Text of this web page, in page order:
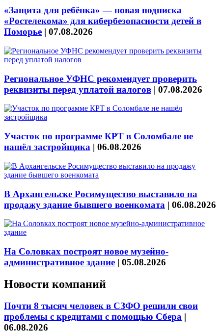
«Защита для ребёнка» — новая подписка
«Ростелекома» для кибербезопасности детей в
Поморье | 07.08.2026
Региональное УФНС рекомендует проверить
реквизиты перед уплатой налогов | 07.08.2026
Участок по программе КРТ в Соломбале не
нашёл застройщика | 06.08.2026
В Архангельске Росимущество выставило на
продажу здание бывшего военкомата | 06.08.2026
На Соловках построят новое музейно-
административное здание | 05.08.2026
Новости компаний
Почти 8 тысяч человек в СЗФО решили свои
проблемы с кредитами с помощью Сбера |
06.08.2026